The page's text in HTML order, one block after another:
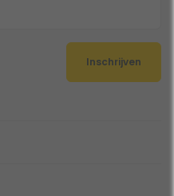
Inschrijven